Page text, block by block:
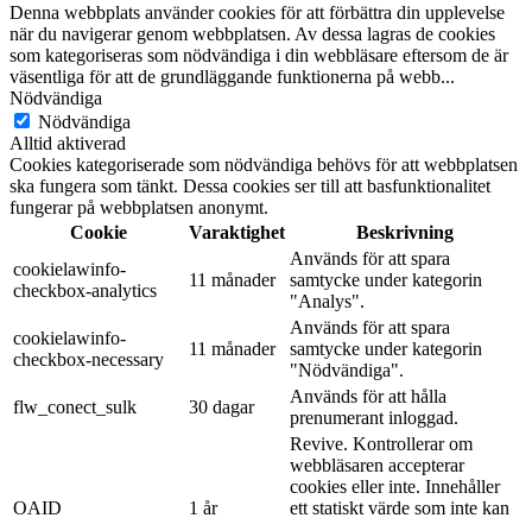
Denna webbplats använder cookies för att förbättra din upplevelse
när du navigerar genom webbplatsen. Av dessa lagras de cookies
som kategoriseras som nödvändiga i din webbläsare eftersom de är
väsentliga för att de grundläggande funktionerna på webb...
Nödvändiga
Nödvändiga
Alltid aktiverad
Cookies kategoriserade som nödvändiga behövs för att webbplatsen
ska fungera som tänkt. Dessa cookies ser till att basfunktionalitet
fungerar på webbplatsen anonymt.
Cookie
Varaktighet
Beskrivning
cookielawinfo-
checkbox-analytics
11 månader
Används för att spara
samtycke under kategorin
"Analys".
cookielawinfo-
checkbox-necessary
11 månader
Används för att spara
samtycke under kategorin
"Nödvändiga".
flw_conect_sulk
30 dagar
Används för att hålla
prenumerant inloggad.
OAID 1 år
Revive. Kontrollerar om
webbläsaren accepterar
cookies eller inte. Innehåller
ett statiskt värde som inte kan